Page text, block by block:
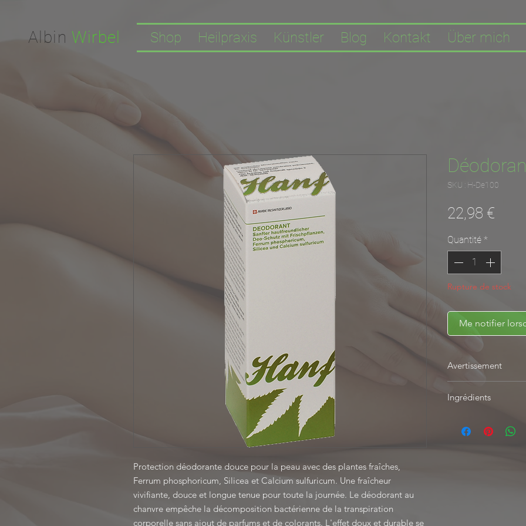
Shop Heilpraxis Künstler Blog Kontakt Über mich
Albin Wirbel
Protection déodorante douce pour la peau avec des plantes fraîches,
Ferrum phosphoricum, Silicea et Calcium sulfuricum. Une fraîcheur
vivifiante, douce et longue tenue pour toute la journée. Le déodorant au
chanvre empêche la décomposition bactérienne de la transpiration
corporelle sans ajout de parfums et de colorants. L'effet doux et durable se
SKU : H-De100
22,98 €
Quantité *
Rupture de stock
Me notifier
Avertissement
des valeurs
L'utilisation de tous
ligne est de votre
Ingrédients
CAPRYLATE DE